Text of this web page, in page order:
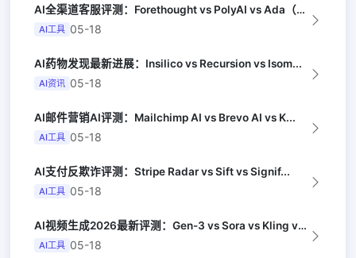
AI全渠道客服评测：Forethought vs PolyAI vs Ada（G...
AI工具 05-18
AI药物发现最新进展：Insilico vs Recursion vs Isom...
AI资讯 05-18
AI邮件营销AI评测：Mailchimp AI vs Brevo AI vs K...
AI工具 05-18
AI支付反欺诈评测：Stripe Radar vs Sift vs Signif...
AI工具 05-18
AI视频生成2026最新评测：Gen-3 vs Sora vs Kling vs...
AI工具 05-18